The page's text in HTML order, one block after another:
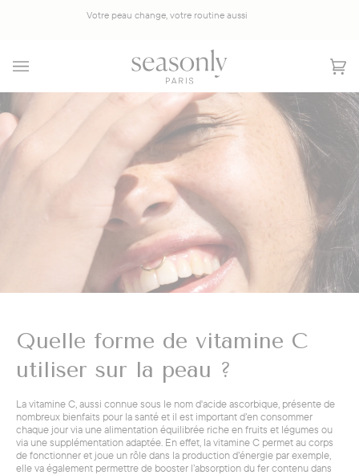
Votre peau change, votre routine aussi
Quelle forme de vitamine C
utiliser sur la peau ?
La vitamine C, aussi connue sous le nom d'acide ascorbique, présente de
nombreux bienfaits pour la santé et il est important d’en consommer
chaque jour via une alimentation équilibrée riche en fruits et légumes ou
via une supplémentation adaptée. En effet, la vitamine C permet au corps
de fonctionner et joue un rôle dans la production d’énergie par exemple,
elle va également permettre de booster l’absorption du fer contenu dans